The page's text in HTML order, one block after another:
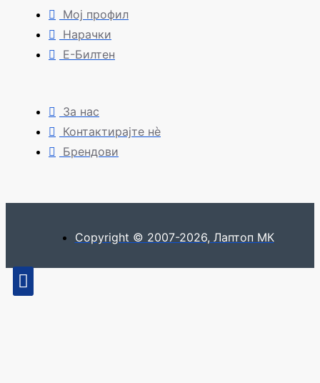
Мој профил
Нарачки
Е-Билтен
За нас
Контактирајте нè
Брендови
Copyright © 2007-2026, Лаптоп МК